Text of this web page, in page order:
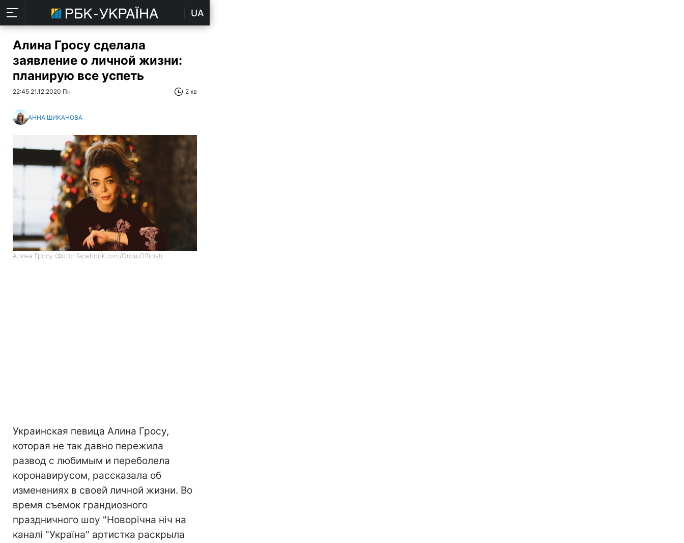
UA
Алина Гросу сделала
заявление о личной жизни:
планирую все успеть
22:45 21.12.2020 Пн 2 хв
АННА ШИКАНОВА
Алина Гросу (Фото: facebook.com/GrosuOfficial)
Украинская певица Алина Гросу,
которая не так давно пережила
развод с любимым и переболела
коронавирусом, рассказала об
изменениях в своей личной жизни. Во
время съемок грандиозного
праздничного шоу "Новорічна ніч на
каналі "Україна" артистка раскрыла